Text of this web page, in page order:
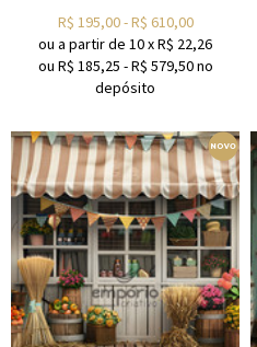
R$ 195,00-R$ 610,00
ou a partir de 10xR$ 22,26
ou R$ 185,25 -R$ 579,50no
depósito